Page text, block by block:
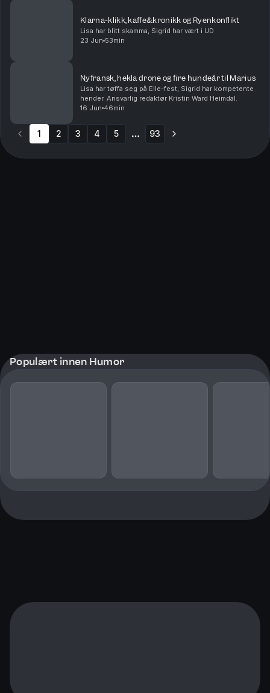
Klarna-klikk, kaffe&kronikk og Ryenkonflikt
Lisa har blitt skamma, Sigrid har vært i UD
23 Jun 53min
Nyfransk, hekla drone og fire hundeår til Marius
Lisa har tøffa seg på Elle-fest, Sigrid har kompetente
hender. Ansvarlig redaktør Kristin Ward Heimdal.
16 Jun 46min
1 2 3 4 5 93
Populært innen Humor